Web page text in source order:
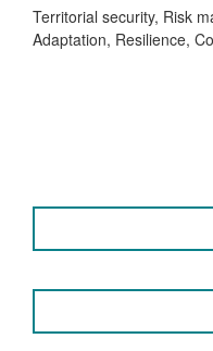
Territorial security, Risk
Adaptation, Resilience,